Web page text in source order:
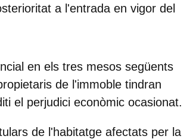
a l'entrada en vigor del
en els tres mesos següents
de l'immoble tindran
el perjudici econòmic ocasionat.
de l'habitatge afectats per la